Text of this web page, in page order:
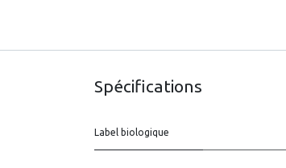
Spécifications
Label biologique